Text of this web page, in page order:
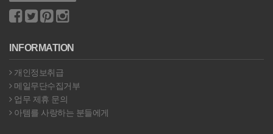
INFORMATION
개인정보취급
메일무단수집거부
업무 제휴 문의
아템를 사랑하는 분들에게